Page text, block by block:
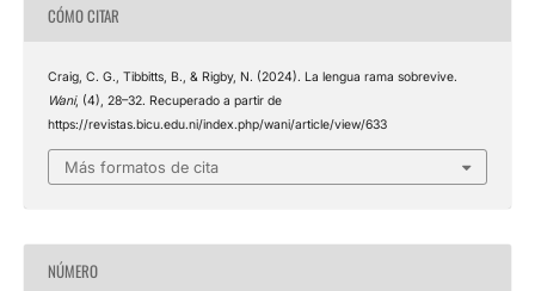
CÓMO CITAR
Craig, C. G., Tibbitts, B., & Rigby, N. (2024). La lengua rama sobrevive.
Wani, (4), 28–32. Recuperado a partir de
https://revistas.bicu.edu.ni/index.php/wani/article/view/633
Más formatos de cita
NÚMERO